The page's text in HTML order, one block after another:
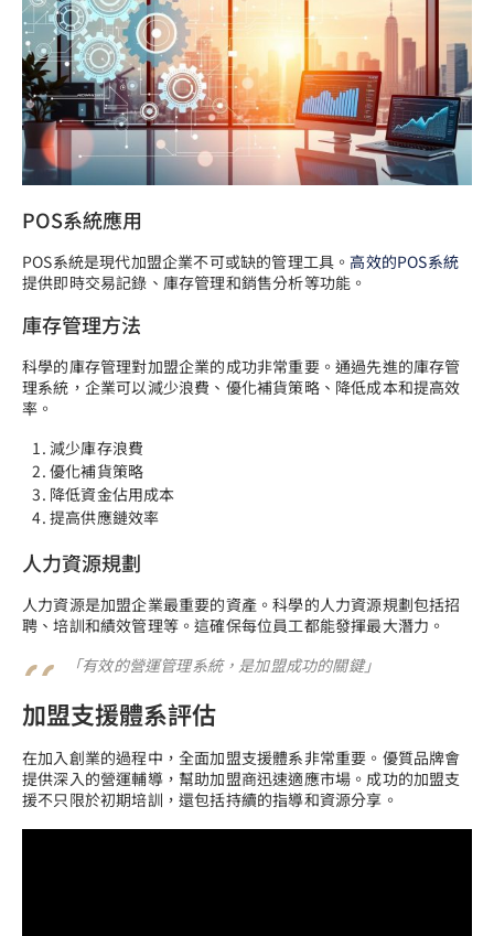
POS系統應用
POS系統是現代加盟企業不可或缺的管理工具。高效的POS系統
提供即時交易記錄、庫存管理和銷售分析等功能。
庫存管理方法
科學的庫存管理對加盟企業的成功非常重要。通過先進的庫存管
理系統，企業可以減少浪費、優化補貨策略、降低成本和提高效
率。
減少庫存浪費
優化補貨策略
降低資金佔用成本
提高供應鏈效率
人力資源規劃
人力資源是加盟企業最重要的資產。科學的人力資源規劃包括招
聘、培訓和績效管理等。這確保每位員工都能發揮最大潛力。
「有效的營運管理系統，是加盟成功的關鍵」
加盟支援體系評估
在加入創業的過程中，全面加盟支援體系非常重要。優質品牌會
提供深入的營運輔導，幫助加盟商迅速適應市場。成功的加盟支
援不只限於初期培訓，還包括持續的指導和資源分享。